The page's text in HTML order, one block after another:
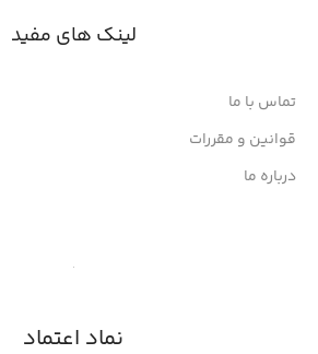
لینک های مفید
تماس با ما
قوانین و مقررات
درباره ما
نماد اعتماد